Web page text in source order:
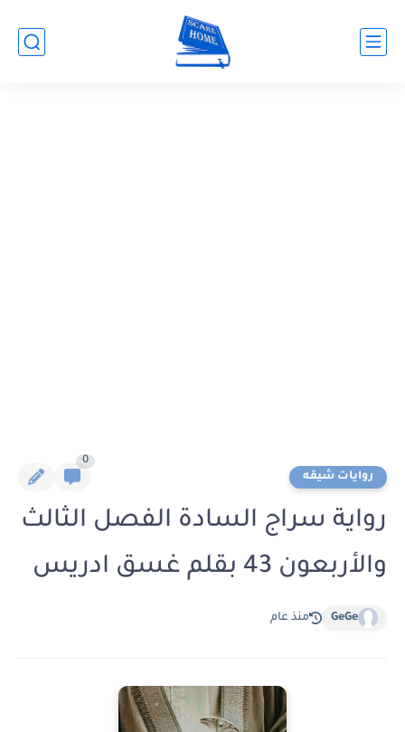
روايات شيقه
0
رواية سراج السادة الفصل الثالث
والأربعون 43 بقلم غسق ادريس
GeGe منذ عام